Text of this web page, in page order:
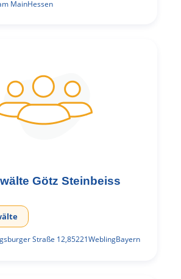
MainHessen
Götz Steinbeiss
Straße 12,85221WeblingBayern